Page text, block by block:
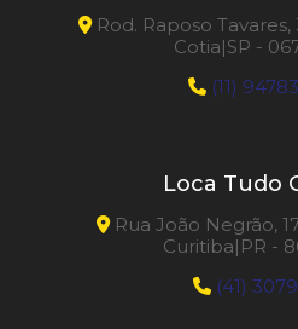
Rod. Raposo Tavares,
Cotia|SP -
(11)
Loca Tudo
Rua João Negrão,
Curitiba|PR -
(41)